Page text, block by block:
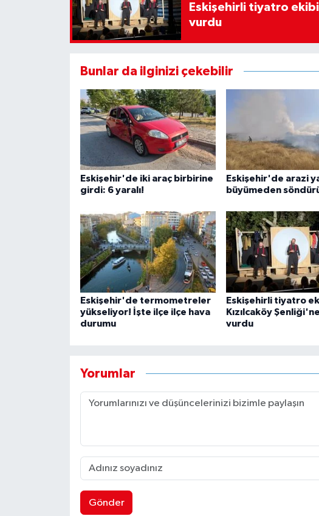
Eskişehirli tiyatro
vurdu
Bunlar da ilginizi çekebilir
Eskişehir'de iki araç birbirine
girdi: 6 yaralı!
Eskişehir'de arazi
büyümeden
Eskişehir'de termometreler
yükseliyor! İşte ilçe ilçe hava
durumu
Eskişehirli tiyatro
Kızılcaköy
vurdu
Yorumlar
Gönder